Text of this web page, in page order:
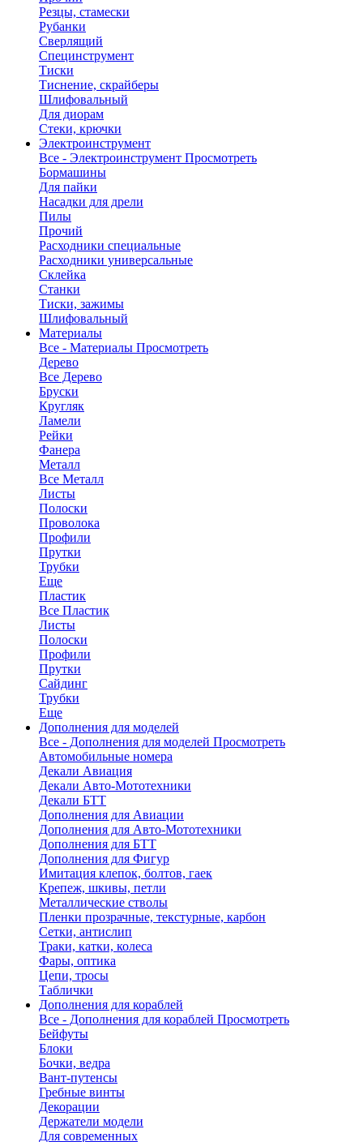
Резцы, стамески
Рубанки
Сверлящий
Специнструмент
Тиски
Тиснение, скрайберы
Шлифовальный
Для диорам
Стеки, крючки
Электроинструмент
Все - Электроинструмент Просмотреть
Бормашины
Для пайки
Насадки для дрели
Пилы
Прочий
Расходники специальные
Расходники универсальные
Склейка
Станки
Тиски, зажимы
Шлифовальный
Материалы
Все - Материалы Просмотреть
Дерево
Все Дерево
Бруски
Кругляк
Ламели
Рейки
Фанера
Металл
Все Металл
Листы
Полоски
Проволока
Профили
Прутки
Трубки
Еще
Пластик
Все Пластик
Листы
Полоски
Профили
Прутки
Сайдинг
Трубки
Еще
Дополнения для моделей
Все - Дополнения для моделей Просмотреть
Автомобильные номера
Декали Авиация
Декали Авто-Мототехники
Декали БТТ
Дополнения для Авиации
Дополнения для Авто-Мототехники
Дополнения для БТТ
Дополнения для Фигур
Имитация клепок, болтов, гаек
Крепеж, шкивы, петли
Металлические стволы
Пленки прозрачные, текстурные, карбон
Сетки, антислип
Траки, катки, колеса
Фары, оптика
Цепи, тросы
Таблички
Дополнения для кораблей
Все - Дополнения для кораблей Просмотреть
Бейфуты
Блоки
Бочки, ведра
Вант-путенсы
Гребные винты
Декорации
Держатели модели
Для современных